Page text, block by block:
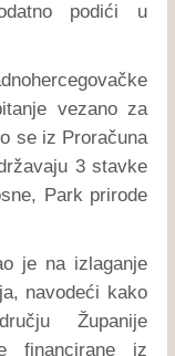
podići u
vezano za
se iz Proračuna
3 stavke
Park prirode
je na izlaganje
navodeći kako
Županije
financirane iz